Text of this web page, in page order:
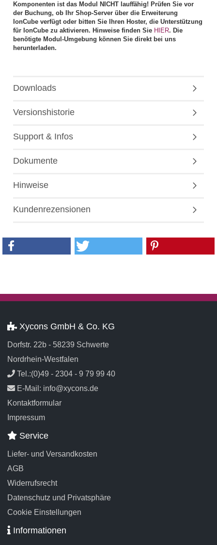
Komponenten ist das Modul NICHT lauffähig! Prüfen Sie vor
der Buchung, ob Ihr Shop-Server über die Erweiterung
IonCube verfügt oder bitten Sie Ihren Hoster, die Unterstützung
für IonCube zu aktivieren. Hinweise finden Sie HIER. Die
benötigte Modul-Umgebung können Sie direkt bei uns
herunterladen.
Downloads
Versionshistorie
Support & Infos
Dokumente
Hinweise
Kundenrezensionen
Xycons GmbH & Co. KG
Dorfstr. 22b - 58239 Schwerte
Nordrhein-Westfalen
Tel.:(0)49 - 2304 - 9 79 99 40
E-Mail: info@xycons.de
Kontaktformular
Impressum
Service
Liefer- und Versandkosten
AGB
Widerrufsrecht
Datenschutz und Privatsphäre
Cookie Einstellungen
Informationen